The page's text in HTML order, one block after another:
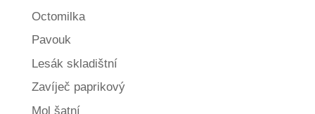
Octomilka
Pavouk
Lesák skladištní
Zavíječ paprikový
Mol šatní